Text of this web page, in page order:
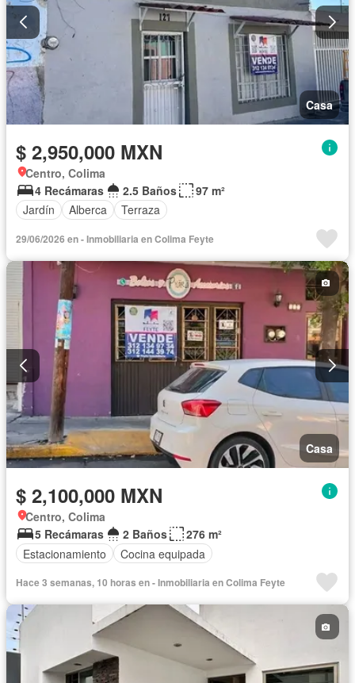
Casa
$ 2,950,000 MXN
Centro, Colima
4 Recámaras
2.5 Baños
97 m²
Jardín
Alberca Terraza
29/06/2026 en - Inmobiliaria en Colima Feyte
Casa
$ 2,100,000 MXN
Centro, Colima
5 Recámaras
2 Baños
276 m²
Estacionamiento
Cocina equipada
Hace 3 semanas, 10 horas en - Inmobiliaria en Colima Feyte